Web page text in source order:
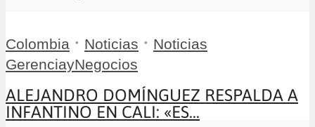
Colombia • Noticias • Noticias
GerenciayNegocios
ALEJANDRO DOMÍNGUEZ RESPALDA A
INFANTINO EN CALI: «ES...